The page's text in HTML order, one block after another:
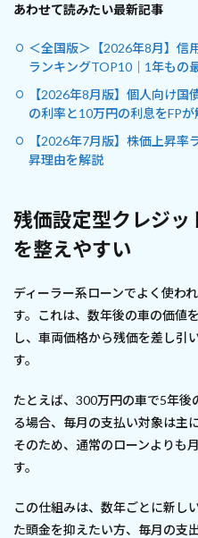
あわせて読みたい最新記事
＜全国版＞【2026年8月】信
ランキングTOP10｜1年もの
【2026年8月版】個人向け
の利率と10万円の利息をFPが
【2026年7月版】株価上昇
昇理由を解説
残価設定型クレジッ
を整えやすい
ディーラー系ローンでよく使わ
す。これは、数年後の車の価値
し、車両価格から残価を差し引
す。
たとえば、300万円の車で5年
る場合、毎月の支払い対象は主
そのため、通常のローンよりも
す。
この仕組みは、数年ごとに新し
た頭金を抑えたい方、毎月の支